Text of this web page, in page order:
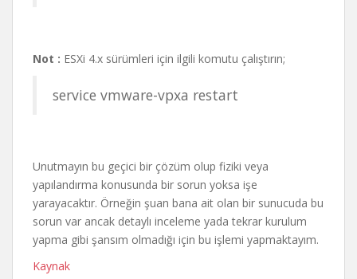
Not : ESXi 4.x sürümleri için ilgili komutu çalıştırın;
service vmware-vpxa restart
Unutmayın bu geçici bir çözüm olup fiziki veya
yapılandırma konusunda bir sorun yoksa işe
yarayacaktır. Örneğin şuan bana ait olan bir sunucuda bu
sorun var ancak detaylı inceleme yada tekrar kurulum
yapma gibi şansım olmadığı için bu işlemi yapmaktayım.
Kaynak